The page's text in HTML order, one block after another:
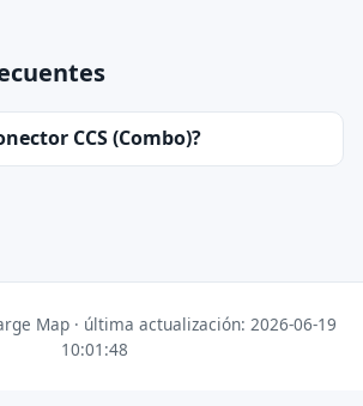
CCS (Combo)?
Map · última actualización: 2026-06-19
10:01:48